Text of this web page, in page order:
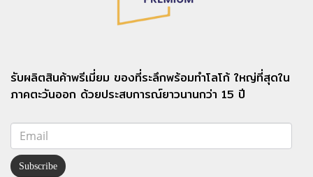
รับผลิตสินค้าพรีเมี่ยม ของที่ระลึกพร้อมทำโลโก้ ใหญ่ที่สุดใน
ภาคตะวันออก ด้วยประสบการณ์ยาวนานกว่า 15 ปี
Subscribe